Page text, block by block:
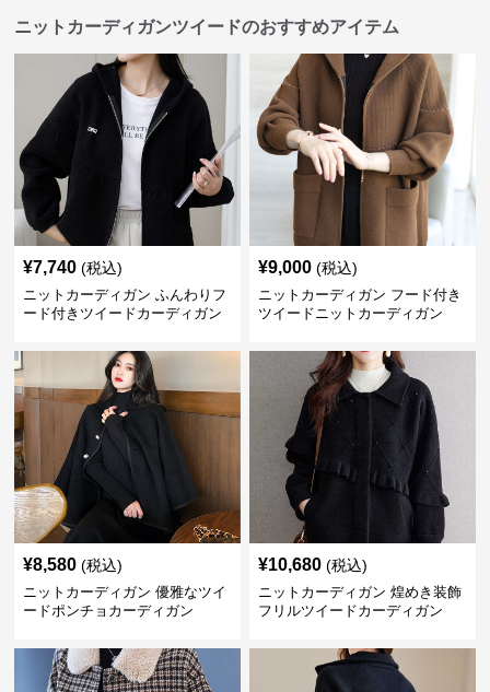
ニットカーディガンツイードのおすすめアイテム
¥7,740 (税込)
ニットカーディガン ふんわりフ
ード付きツイードカーディガン
¥9,000 (税込)
ニットカーディガン フード付き
ツイードニットカーディガン
¥8,580 (税込)
ニットカーディガン 優雅なツイ
ードポンチョカーディガン
¥10,680 (税込)
ニットカーディガン 煌めき装飾
フリルツイードカーディガン